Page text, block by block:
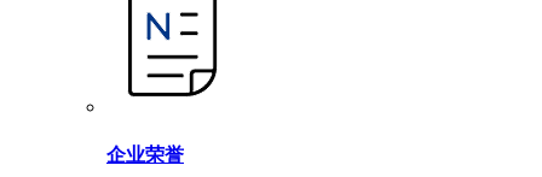
企业荣誉